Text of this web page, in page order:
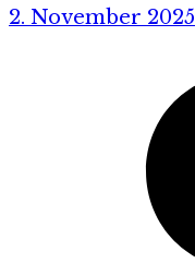
2. November 2025